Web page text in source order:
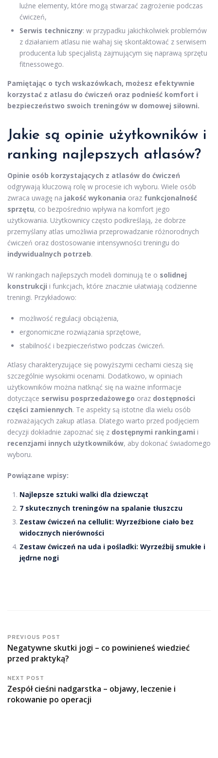
luźne elementy, które mogą stwarzać zagrożenie podczas
ćwiczeń,
Serwis techniczny: w przypadku jakichkolwiek problemów
z działaniem atlasu nie wahaj się skontaktować z serwisem
producenta lub specjalistą zajmującym się naprawą sprzętu
fitnessowego.
Pamiętając o tych wskazówkach, możesz efektywnie
korzystać z atlasu do ćwiczeń oraz podnieść komfort i
bezpieczeństwo swoich treningów w domowej siłowni.
Jakie są opinie użytkowników i
ranking najlepszych atlasów?
Opinie osób korzystających z atlasów do ćwiczeń
odgrywają kluczową rolę w procesie ich wyboru. Wiele osób
zwraca uwagę na jakość wykonania oraz funkcjonalność
sprzętu, co bezpośrednio wpływa na komfort jego
użytkowania. Użytkownicy często podkreślają, że dobrze
przemyślany atlas umożliwia przeprowadzanie różnorodnych
ćwiczeń oraz dostosowanie intensywności treningu do
indywidualnych potrzeb.
W rankingach najlepszych modeli dominują te o solidnej
konstrukcji i funkcjach, które znacznie ułatwiają codzienne
treningi. Przykładowo:
możliwość regulacji obciążenia,
ergonomiczne rozwiązania sprzętowe,
stabilność i bezpieczeństwo podczas ćwiczeń.
Atlasy charakteryzujące się powyższymi cechami cieszą się
szczególnie wysokimi ocenami. Dodatkowo, w opiniach
użytkowników można natknąć się na ważne informacje
dotyczące serwisu posprzedażowego oraz dostępności
części zamiennych. Te aspekty są istotne dla wielu osób
rozważających zakup atlasa. Dlatego warto przed podjęciem
decyzji dokładnie zapoznać się z dostępnymi rankingami i
recenzjami innych użytkowników, aby dokonać świadomego
wyboru.
Powiązane wpisy:
Najlepsze sztuki walki dla dziewcząt
7 skutecznych treningów na spalanie tłuszczu
Zestaw ćwiczeń na cellulit: Wyrzeźbione ciało bez
widocznych nierówności
Zestaw ćwiczeń na uda i pośladki: Wyrzeźbij smukłe i
jędrne nogi
PREVIOUS POST
Negatywne skutki jogi – co powinieneś wiedzieć
przed praktyką?
NEXT POST
Zespół cieśni nadgarstka – objawy, leczenie i
rokowanie po operacji